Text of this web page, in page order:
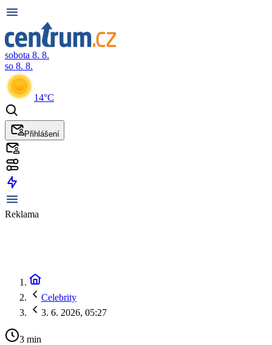
sobota 8. 8.
so 8. 8.
14°C
Přihlášení
Reklama
Celebrity
3. 6. 2026, 05:27
3 min